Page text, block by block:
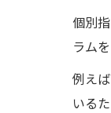
個別
ラム
例え
いる